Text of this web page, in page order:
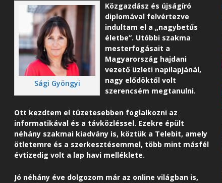
Sági Gyöngyi
Közgazdász és újságíró
diplomával felvértezve
indultam el a „nagybetűs
életbe”. Utóbbi szakma
mesterfogásait a
Magyarország hajdani
vezető üzleti napilapjánál,
nagy elődöktől volt
szerencsém megtanulni.
Ott kezdtem el tüzetesebben foglalkozni az
informatikával és a távközléssel. Ezekre épült
néhány szakmai kiadvány is, köztük a Telebit, amely
ötletemre és a szerkesztésemmel, több mint másfél
évtizedig volt a lap havi melléklete.
Jó néhány éve dolgozom már az online világban is,